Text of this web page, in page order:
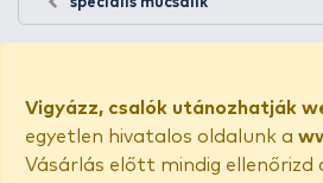
Vigyázz, csalók utánozhatják
egyetlen hivatalos oldalunk a
Vásárlás előtt mindig ellenőrizd